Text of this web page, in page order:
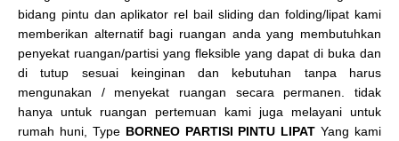
bidang pintu dan aplikator rel bail sliding dan folding/lipat kami
memberikan alternatif bagi ruangan anda yang membutuhkan
penyekat ruangan/partisi yang fleksible yang dapat di buka dan
di tutup sesuai keinginan dan kebutuhan tanpa harus
mengunakan / menyekat ruangan secara permanen. tidak
hanya untuk ruangan pertemuan kami juga melayani untuk
rumah huni, Type BORNEO PARTISI PINTU LIPAT Yang kami